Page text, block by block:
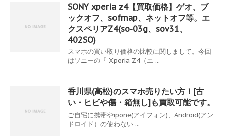
SONY xperia z4【買取価格】ゲオ、ブ
ックオフ、sofmap、ネットオフ等。エ
クスペリアZ4(so-03g、sov31、
402SO)
スマホの買い取り価格の比較に関しまして。今回
はソニーの『 Xperia Z4（エ ...
香川県(高松)のスマホ売りたい方！[古
い・ヒビや傷・箱無し]も買取可能です。
ご自宅に携帯やipone(アイフォン)、Android(アン
ドロイド）の使わない ...